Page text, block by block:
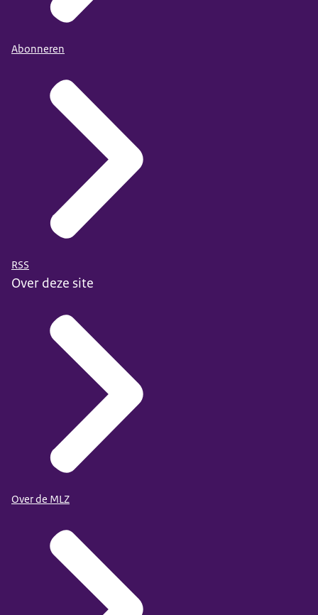
Abonneren
RSS
Over deze site
Over de MLZ